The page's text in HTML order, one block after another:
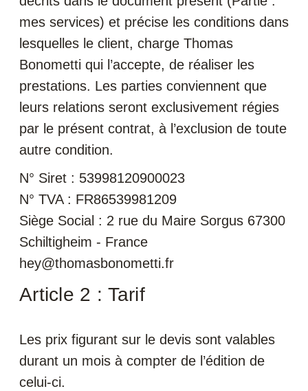
mes services) et précise les conditions dans
lesquelles le client, charge Thomas
Bonometti qui l’accepte, de réaliser les
prestations. Les parties conviennent que
leurs relations seront exclusivement régies
par le présent contrat, à l’exclusion de toute
autre condition.
N° Siret : 53998120900023
N° TVA : FR86539981209
Siège Social : 2 rue du Maire Sorgus 67300
Schiltigheim - France
hey@thomasbonometti.fr
Article 2 : Tarif
Les prix figurant sur le devis sont valables
durant un mois à compter de l’édition de
celui-ci.